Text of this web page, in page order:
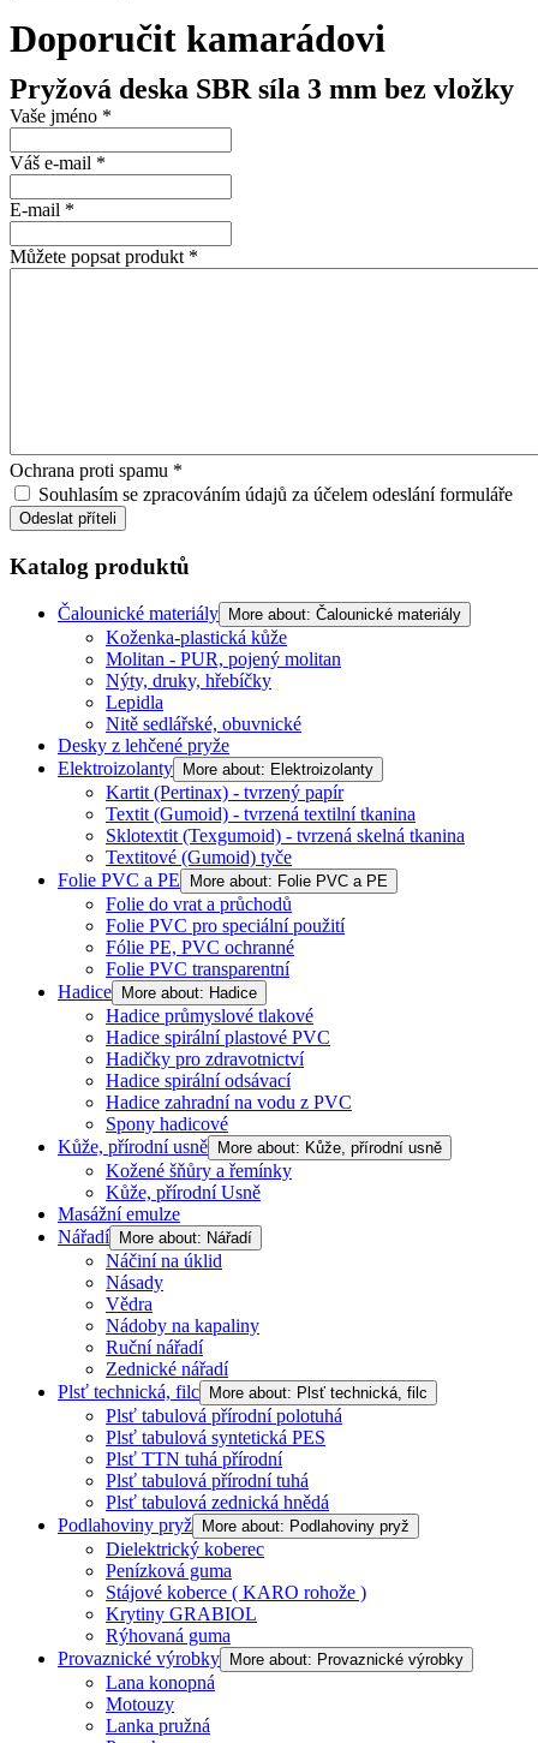
Doporučit kamarádovi
Pryžová deska SBR síla 3 mm bez vložky
Vaše jméno *
Váš e-mail *
E-mail *
Můžete popsat produkt *
Ochrana proti spamu *
Souhlasím se zpracováním údajů za účelem odeslání formuláře
Odeslat příteli
Katalog produktů
Čalounické materiály More about: Čalounické materiály
Koženka-plastická kůže
Molitan - PUR, pojený molitan
Nýty, druky, hřebíčky
Lepidla
Nitě sedlářské, obuvnické
Desky z lehčené pryže
Elektroizolanty
More about: Elektroizolanty
Kartit (Pertinax) - tvrzený papír
Textit (Gumoid) - tvrzená textilní tkanina
Sklotextit (Texgumoid) - tvrzená skelná tkanina
Textitové (Gumoid) tyče
Folie PVC a PE
More about: Folie PVC a PE
Folie do vrat a průchodů
Folie PVC pro speciální použití
Fólie PE, PVC ochranné
Folie PVC transparentní
Hadice
More about: Hadice
Hadice průmyslové tlakové
Hadice spirální plastové PVC
Hadičky pro zdravotnictví
Hadice spirální odsávací
Hadice zahradní na vodu z PVC
Spony hadicové
Kůže, přírodní usně
More about: Kůže, přírodní usně
Kožené šňůry a řemínky
Kůže, přírodní Usně
Masážní emulze
Nářadí
More about: Nářadí
Náčiní na úklid
Násady
Vědra
Nádoby na kapaliny
Ruční nářadí
Zednické nářadí
Plsť technická, filc
More about: Plsť technická, filc
Plsť tabulová přírodní polotuhá
Plsť tabulová syntetická PES
Plsť TTN tuhá přírodní
Plsť tabulová přírodní tuhá
Plsť tabulová zednická hnědá
Podlahoviny pryž
More about: Podlahoviny pryž
Dielektrický koberec
Penízková guma
Stájové koberce ( KARO rohože )
Krytiny GRABIOL
Rýhovaná guma
Provaznické výrobky
More about: Provaznické výrobky
Lana konopná
Motouzy
Lanka pružná